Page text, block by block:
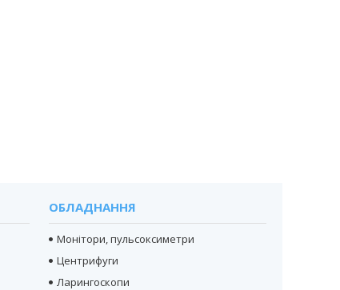
ОБЛАДНАННЯ
Монітори, пульсоксиметри
Центрифуги
Ларингоскопи